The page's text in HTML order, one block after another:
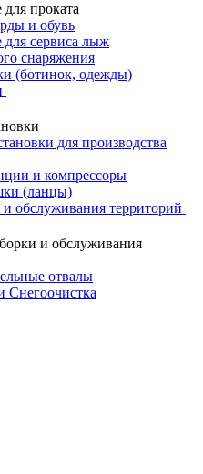
проката
и обувь
для сервисa лыж
снаряжения
(ботинок, одежды)
для производства
и компрессоры
(ланцы)
обслуживания территорий
и обслуживания
отвалы
Снегоочистка